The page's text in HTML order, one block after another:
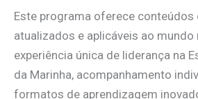
Este programa oferece conteúdos
atualizados e aplicáveis ao mundo
experiência única de liderança na
da Marinha, acompanhamento
formatos de aprendizagem